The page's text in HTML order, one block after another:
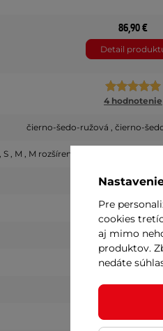
86,90 €
Detail
4 hodnotenie
čierno-šedo-ružová , čierno-
S , M , M rozšírená , L , XL , XXL , 3XL ,
Polyester ,
Pre
cookies
aj mimo
produktov.
nedáte